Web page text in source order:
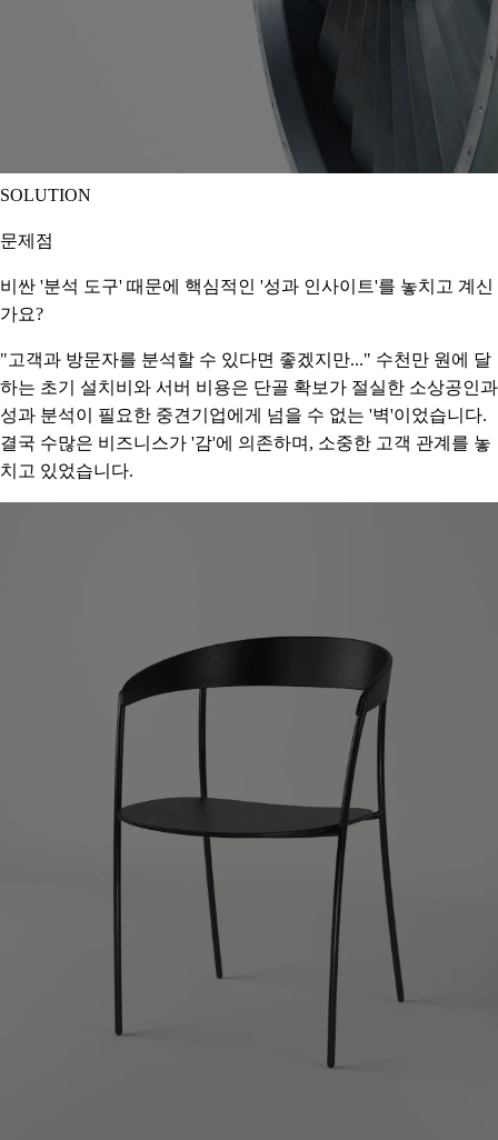
SOLUTION
문제점
비싼 '분석 도구' 때문에 핵심적인 '성과 인사이트'를 놓치고 계신
가요?
"고객과 방문자를 분석할 수 있다면 좋겠지만..." 수천만 원에 달
하는 초기 설치비와 서버 비용은 단골 확보가 절실한 소상공인과
성과 분석이 필요한 중견기업에게 넘을 수 없는 '벽'이었습니다.
결국 수많은 비즈니스가 '감'에 의존하며, 소중한 고객 관계를 놓
치고 있었습니다.